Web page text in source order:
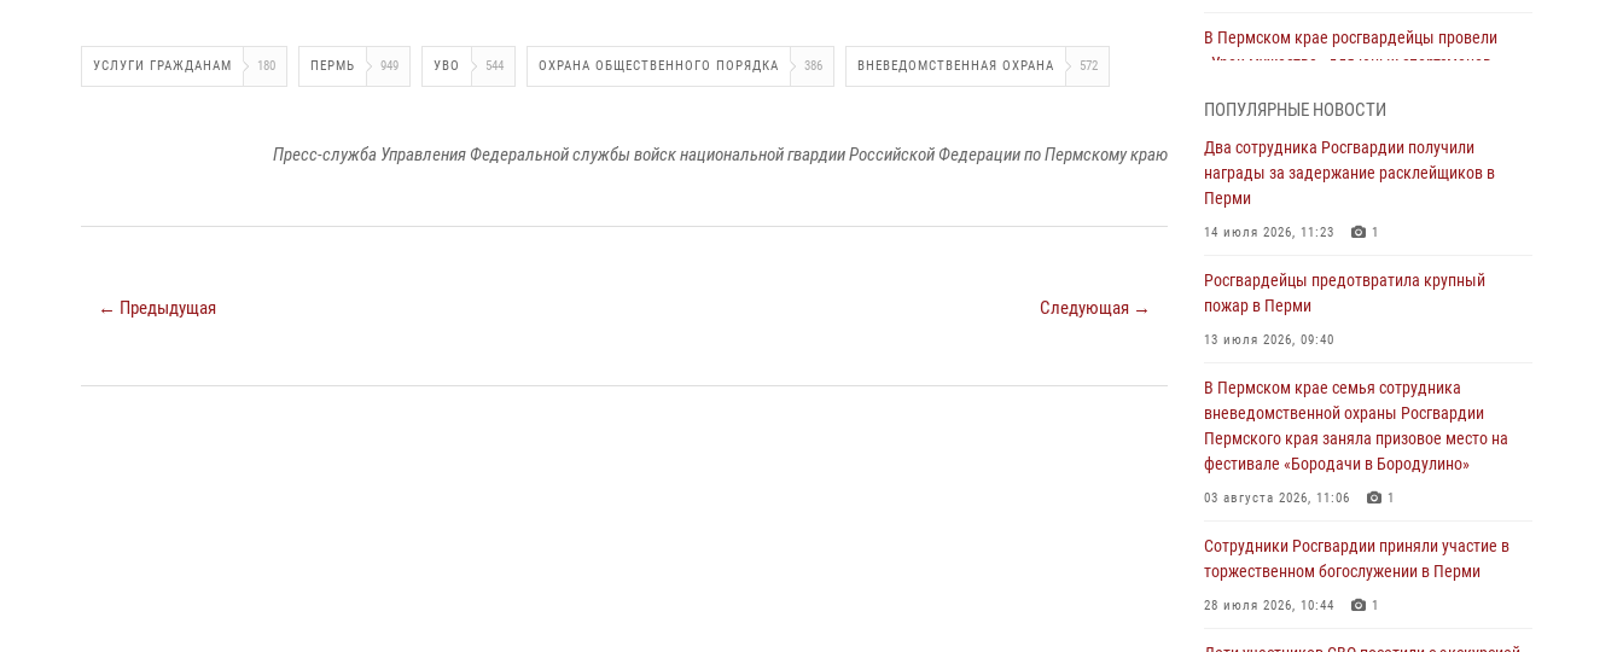
УСЛУГИ ГРАЖДАНАМ 180 ПЕРМЬ 949 УВО 544 ОХРАНА ОБЩЕСТВЕННОГО ПОРЯДКА 386 ВНЕВЕДОМСТВЕННАЯ ОХРАНА 572
Пресс-служба Управления Федеральной службы войск национальной гвардии Российской Федерации по Пермскому краю
← Предыдущая Следующая →
В Пермском крае росгвардейцы провели
«Урок мужества» для юных спортсменов
Росгвардеец спас тонущую женщину в
Пермском крае
30 июля 2026, 05:19
торжественном богослужении в Перми
28 июля 2026, 10:44
при задержании участников преступной
группы в Пермском крае
28 июля 2026, 06:15
Сотрудник СОБР «Стрелец» провели встречу
Росгвардией»
24 июля 2026, 08:45 2
ПОПУЛЯРНЫЕ НОВОСТИ
Два сотрудника Росгвардии получили
награды за задержание расклейщиков в
Перми
14 июля 2026, 11:23 1
Росгвардейцы предотвратила крупный
пожар в Перми
13 июля 2026, 09:40
В Пермском крае семья сотрудника
вневедомственной охраны Росгвардии
Пермского края заняла призовое место на
фестивале «Бородачи в Бородулино»
03 августа 2026, 11:06 1
Сотрудники Росгвардии приняли участие в
торжественном богослужении в Перми
28 июля 2026, 10:44 1